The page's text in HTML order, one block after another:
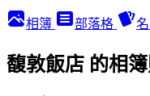
相簿 部落格
馥敦飯店 的相簿